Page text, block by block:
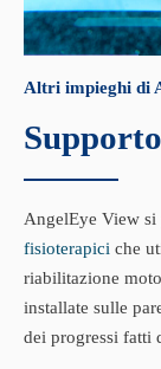
Altri impieghi di
AngelEye View si
fisioterapici che
riabilitazione
installate sulle
dei progressi fatti